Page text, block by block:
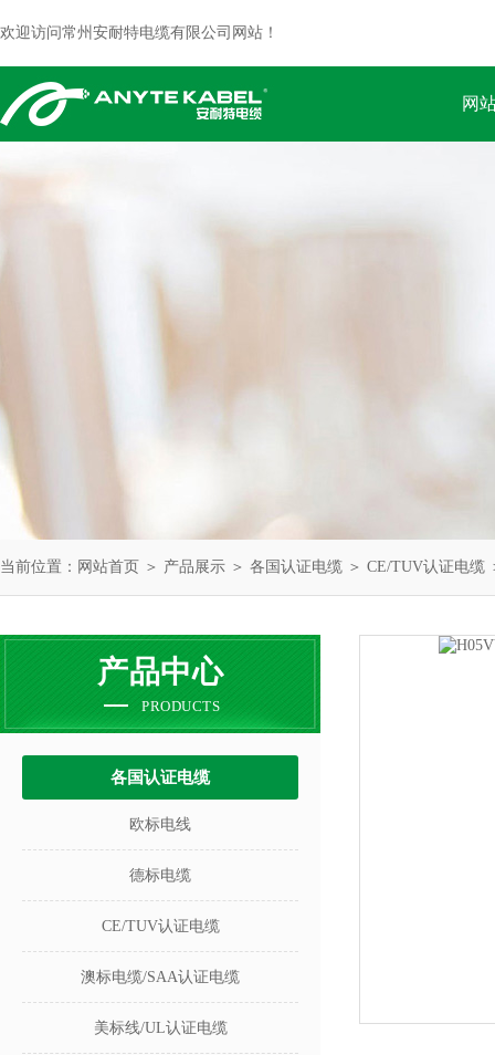
欢迎访问常州安耐特电缆有限公司网站！
网
当前位置： 网站首页 ＞ 产品展示 ＞ 各国认证电缆 ＞ CE/TUV认证电缆
产品中心
PRODUCTS
各国认证电缆
欧标电线
德标电缆
CE/TUV认证电缆
澳标电缆/SAA认证电缆
美标线/UL认证电缆